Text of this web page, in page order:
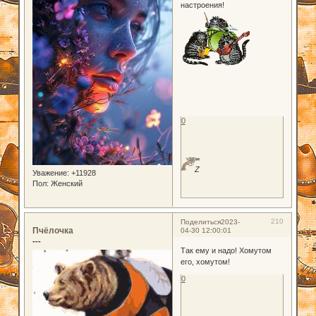
Уважение: +11928
Пол: Женский
настроения!
Z
0
Поделиться 210
2023-
04-30 12:00:01
Пчёлочка
---
Так ему и надо! Хомутом
его, хомутом!
0